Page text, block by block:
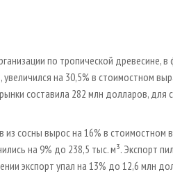
по тропической древесине, в
на 30,5% в стоимостном
составила 282 млн долларов, для
из сосны вырос на 16% в
на 9% до 238,5 тыс. м³. Экспорт
экспорт упал на 13% до 12,6 млн